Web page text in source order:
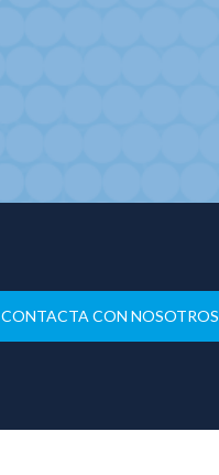
CONTACTA CON NOSOTROS